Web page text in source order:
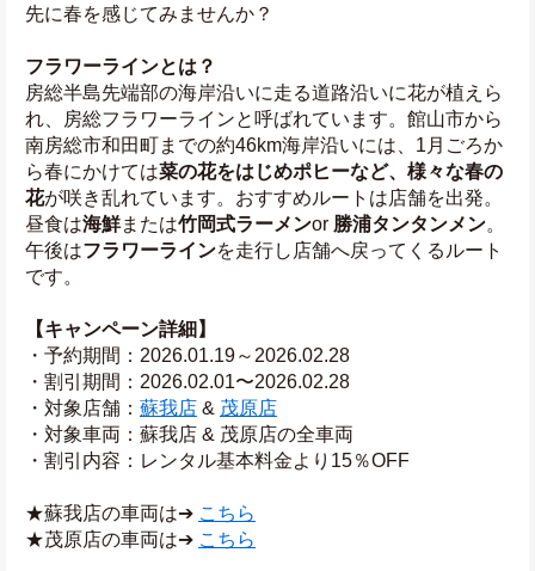
先に春を感じてみませんか？
フラワーラインとは？
房総半島先端部の海岸沿いに走る道路沿いに花が植えら
れ、房総フラワーラインと呼ばれています。館山市から
南房総市和田町までの約46km海岸沿いには、1月ごろか
ら春にかけては菜の花をはじめポヒーなど、様々な春の
花が咲き乱れています。おすすめルートは店舗を出発。
昼食は海鮮または竹岡式ラーメンor 勝浦タンタンメン。
午後はフラワーラインを走行し店舗へ戻ってくるルート
です。
【キャンペーン詳細】
・予約期間：2026.01.19～2026.02.28
・割引期間：2026.02.01〜2026.02.28
・対象店舗： 蘇我店 & 茂原店
・対象車両：蘇我店 & 茂原店の全車両
・割引内容：レンタル基本料金より15％OFF
★蘇我店の車両は➔ こちら
★茂原店の車両は➔ こちら